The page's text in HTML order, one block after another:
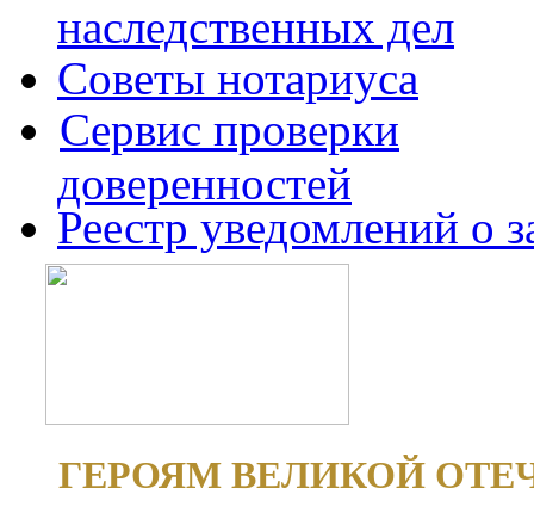
наследственных дел
Советы нотариуса
Сервис проверки
доверенностей
Реестр уведомлений о
ГЕРОЯМ ВЕЛИКОЙ